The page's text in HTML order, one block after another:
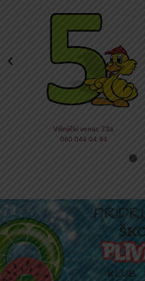
Višnjički venac 73a
060 044 04 94